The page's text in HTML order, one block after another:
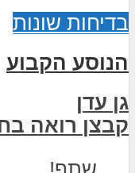
בדיחות שונות
הנוסע הקבוע
גן עדן
קבצן רואה